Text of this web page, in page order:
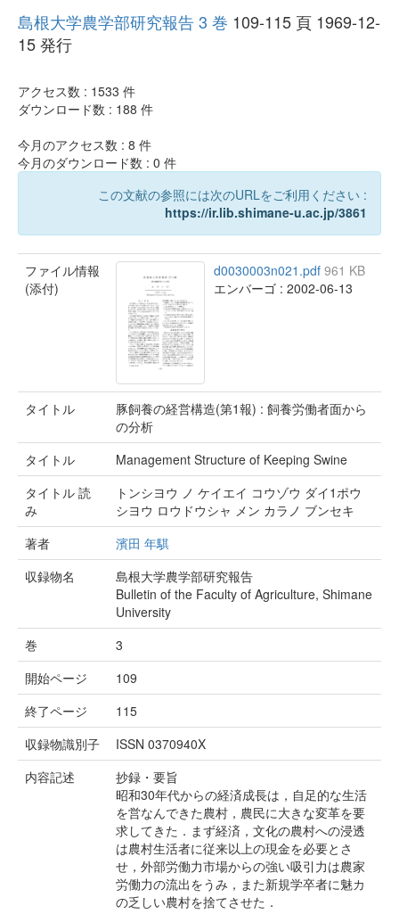
島根大学農学部研究報告 3 巻 109-115 頁 1969-12-
15 発行
アクセス数 : 1533 件
ダウンロード数 : 188 件
今月のアクセス数 : 8 件
今月のダウンロード数 : 0 件
この文献の参照には次のURLをご利用ください :
https://ir.lib.shimane-u.ac.jp/3861
ファイル情報
(添付)
d0030003n021.pdf 961 KB
エンバーゴ : 2002-06-13
タイトル
豚飼養の経営構造(第1報) : 飼養労働者面から
の分析
タイトル
Management Structure of Keeping Swine
タイトル 読
み
トンシヨウ ノ ケイエイ コウゾウ ダイ1ポウ
シヨウ ロウドウシャ メン カラノ ブンセキ
著者
濱田 年騏
収録物名
島根大学農学部研究報告
Bulletin of the Faculty of Agriculture, Shimane
University
巻
3
開始ページ
109
終了ページ
115
収録物識別子
ISSN 0370940X
内容記述
抄録・要旨
昭和30年代からの経済成長は，自足的な生活
を営なんできた農村，農民に大きな変革を要
求してきた．まず経済，文化の農村への浸透
は農村生活者に従来以上の現金を必要とさ
せ，外部労働力市場からの強い吸引力は農家
労働力の流出をうみ，また新規学卒者に魅カ
の乏しい農村を捨てさせた．